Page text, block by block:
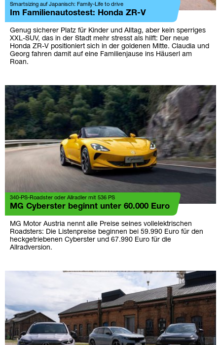
Smartsizing auf Japanisch: Family-Life to drive
Im Familienautostest: Honda ZR-V
Genug sicherer Platz für Kinder und Alltag, aber kein sperriges
XXL-SUV, das in der Stadt mehr stresst als hilft: Der neue
Honda ZR-V positioniert sich in der goldenen Mitte. Claudia und
Georg fahren damit auf eine Familienjause ins Häuserl am
Roan.
340-PS-Roadster oder Allradler mit 536 PS
MG Cyberster beginnt unter 60.000 Euro
MG Motor Austria nennt alle Preise seines vollelektrischen
Roadsters: Die Listenpreise beginnen bei 59.990 Euro für den
heckgetriebenen Cyberster und 67.990 Euro für die
Allradversion.